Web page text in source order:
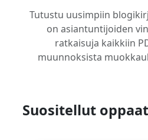
Tutustu uusimpiin
on asiantuntijoiden
ratkaisuja kaikkiin
muunnoksista
Suositellut oppaat